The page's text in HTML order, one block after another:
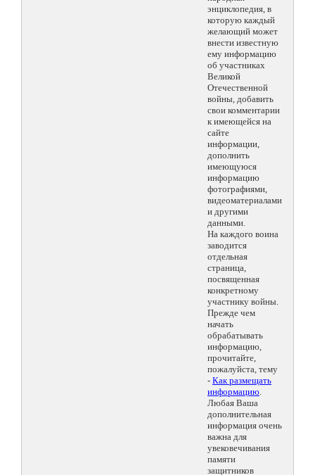
энциклопедия, в
которую каждый
желающий может
внести известную
ему информацию
об участниках
Великой
Отечественной
войны, добавить
свои комментарии
к имеющейся на
сайте
информации,
дополнить
имеющуюся
информацию
фотографиями,
видеоматериалами
и другими
данными.
На каждого воина
заводится
отдельная
страница,
посвященная
конкретному
участнику войны.
Прежде чем
начать
обрабатывать
информацию,
прочитайте,
пожалуйста, тему
- Как размещать
информацию.
Любая Ваша
дополнительная
информация очень
важна для
увековечивания
памяти
защитников